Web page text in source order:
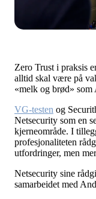
Zero Trust i praksis
alltid skal være på
«melk og brød» som
VG-testen og
Netsecurity som en
kjerneområde. I
profesjonaliteten
utfordringer, men
Netsecurity sine
samarbeidet med